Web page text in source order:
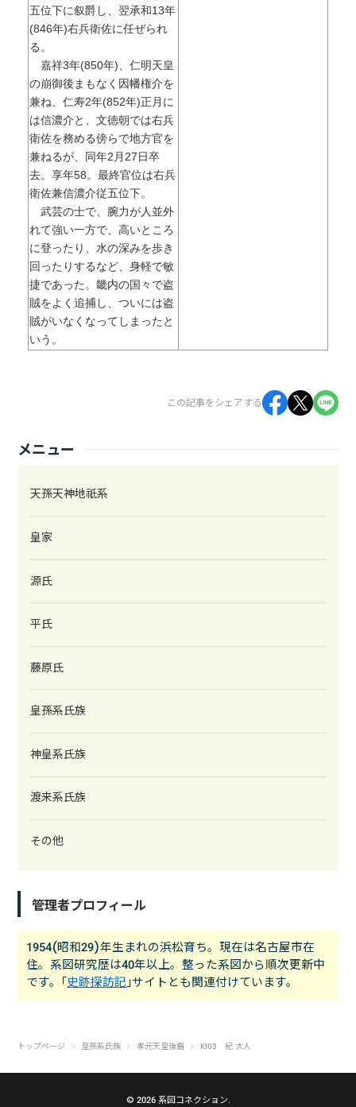
五位下に叙爵し、翌承和13年
(846年)右兵衛佐に任ぜられ
る。
嘉祥3年(850年)、仁明天皇
の崩御後まもなく因幡権介を
兼ね、仁寿2年(852年)正月に
は信濃介と、文徳朝では右兵
衛佐を務める傍らで地方官を
兼ねるが、同年2月27日卒
去。享年58。最終官位は右兵
衛佐兼信濃介従五位下。
武芸の士で、腕力が人並外
れて強い一方で、高いところ
に登ったり、水の深みを歩き
回ったりするなど、身軽で敏
捷であった。畿内の国々で盗
賊をよく追捕し、ついには盗
賊がいなくなってしまったと
いう。
この記事をシェアする
メニュー
天孫天神地祇系
皇家
源氏
平氏
藤原氏
皇孫系氏族
神皇系氏族
渡来系氏族
その他
管理者プロフィール
1954(昭和29)年生まれの浜松育ち。現在は名古屋市在
住。系図研究歴は40年以上。整った系図から順次更新中
です。｢史跡探訪記｣サイトとも関連付けています。
トップページ 皇孫系氏族 孝元天皇後裔 KI03 紀 大人
© 2026 系図コネクション.